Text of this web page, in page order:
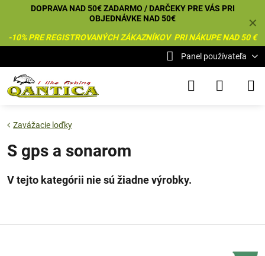
✕
DOPRAVA NAD 50€ ZADARMO / DARČEKY PRE VÁS PRI
OBJEDNÁVKE NAD 50€
-10% PRE REGISTROVANÝCH ZÁKAZNÍKOV PRI NÁKUPE NAD 50 €
Panel používateľa
Zavážacie loďky
S gps a sonarom